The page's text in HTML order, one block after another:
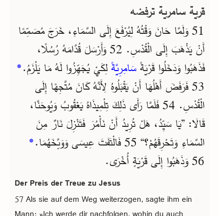
قرية سامرية ترفضه
51 وَلَمَّا حَانَ وَقْتُهُ لِيُرْفَعَ إِلَى السَّمَاءِ، خَرَجَ مُصَمِّمًا
أَنْ يَذْهَبَ إِلَى الْقُدْسِ. 52 وَأَرْسَلَ قُدَّامَهُ رُسُلًا،
فَذَهَبُوا وَدَخَلُوا قَرْيَةًسَامِرِيَّةًلِكَيْ يُجَهِّزُوا لَهُ مَا يَلْزَمُ.*
53 فَرَفَضَ أَهْلُهَا أَنْ يَقْبَلُوهُ لِأَنَّهُ كَانَ مُتَّجِهًا إِلَى
الْقُدْسِ. 54 فَلَمَّا رَأَى ذَلِكَ تِلْمِيذَاهُ يَعْقُوبُ وَيُوحَنَّا،
قَالَا: ”يَا سَيِّدُ، هَلْ تُرِيدُ أَنْ نَأْمُرَ فَتَنْزِلَ نَارٌ مِنَ
السَّمَاءِ وَتَحْرِقَهُمْ؟“ 55 فَالْتَفَتَ عِيسَى وَوَبَّخَهُمَا.
*
56 وَذَهَبُوا إِلَى قَرْيَةٍ أُخْرَى.
Der Preis der Treue zu Jesus
57 Als sie auf dem Weg weiterzogen, sagte ihm ein